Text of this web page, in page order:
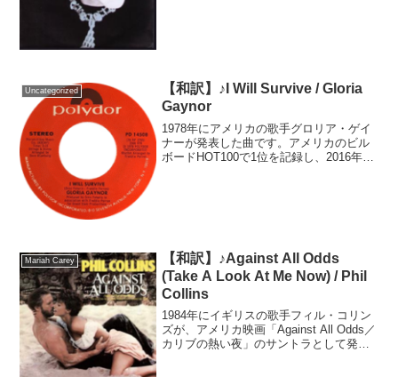
Uncategorized
【和訳】♪I Will Survive / Gloria
Gaynor
1978年にアメリカの歌手グロリア・ゲイ
ナーが発表した曲です。アメリカのビル
ボードHOT100で1位を記録し、2016年に
Mariah Carey
【和訳】♪Against All Odds
(Take A Look At Me Now) / Phil
Collins
1984年にイギリスの歌手フィル・コリン
ズが、アメリカ映画「Against All Odds／
カリブの熱い夜」のサントラとして発表